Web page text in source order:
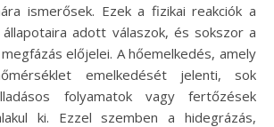
ismerősek. Ezek a fizikai reakciók a
adott válaszok, és sokszor a
előjelei. A hőemelkedés, amely
emelkedését jelenti, sok
folyamatok vagy fertőzések
ki. Ezzel szemben a hidegrázás,